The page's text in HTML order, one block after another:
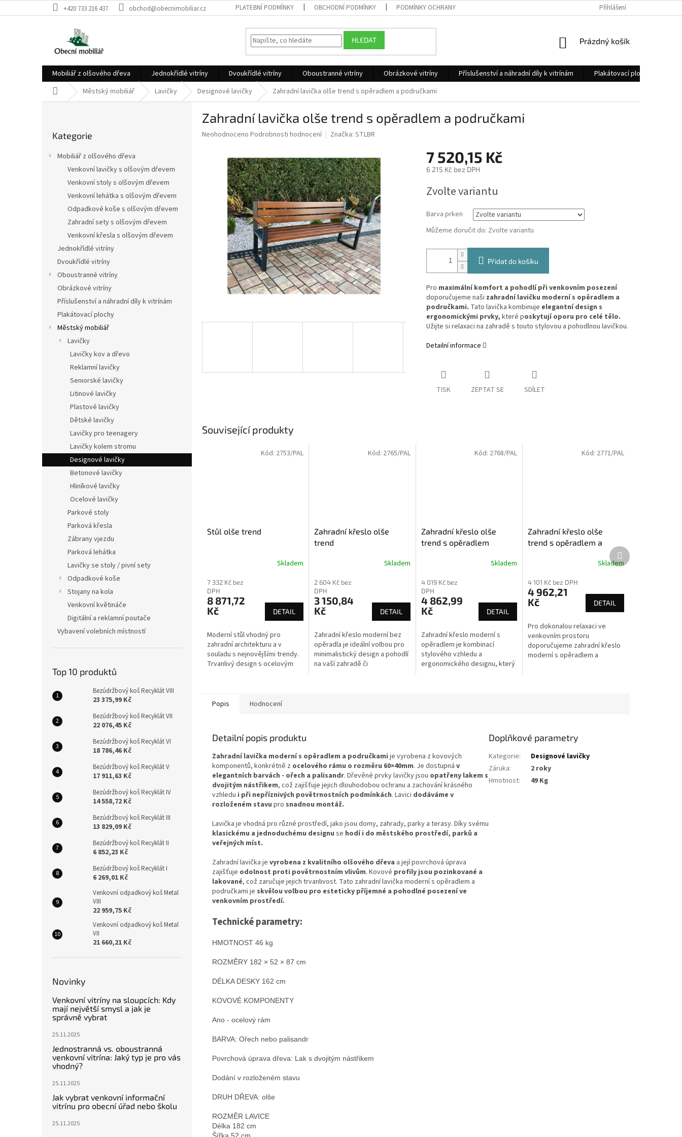
na
+420 733 216 437 obchod@obecnimobiliar.cz PLATEBNÍ PODMÍNKY OBCHODNÍ PODMÍNKY PODMÍNKY OCHRANY OSOBNÍCH ÚDAJŮ Přihlášení
HLEDAT
NÁKUPNÍ
Prázdný košík
Mobiliář z olšového dřeva Jednokřídlé vitríny Dvoukřídlé vitríny Oboustranné vitríny Obrázkové vitríny Příslušenství a náhradní díly k vitrínám Plakátovací plochy
Domů Městský mobiliář Lavičky Designové lavičky Zahradní lavička olše trend s opěradlem a područkami
kategorie
Kategorie
Mobiliář z olšového dřeva
Venkovní lavičky s olšovým dřevem
Venkovní stoly s olšovým dřevem
Venkovní lehátka s olšovým dřevem
Odpadkové koše s olšovým dřevem
Zahradní sety s olšovým dřevem
Venkovní křesla s olšovým dřevem
Jednokřídlé vitríny
Dvoukřídlé vitríny
Oboustranné vitríny
Obrázkové vitríny
Příslušenství a náhradní díly k vitrínám
Plakátovací plochy
Městský mobiliář
Lavičky
Lavičky kov a dřevo
Reklamní lavičky
Seniorské lavičky
Litinové lavičky
Plastové lavičky
Dětské lavičky
Lavičky pro teenagery
Lavičky kolem stromu
Designové lavičky
Betonové lavičky
Hliníkové lavičky
Ocelové lavičky
Parkové stoly
Parková křesla
Zábrany vjezdu
Parková lehátka
Lavičky se stoly / pivní sety
Odpadkové koše
Stojany na kola
Venkovní květináče
Digitální a reklamní poutače
Vybavení volebních místností
Top 10 produktů
Bezúdržbový koš Recyklát VIII
23 375,99 Kč
Bezúdržbový koš Recyklát VII
22 076,45 Kč
Bezúdržbový koš Recyklát VI
18 786,46 Kč
Bezúdržbový koš Recyklát V
17 911,63 Kč
Bezúdržbový koš Recyklát IV
14 558,72 Kč
Bezúdržbový koš Recyklát III
13 829,09 Kč
Bezúdržbový koš Recyklát II
6 852,23 Kč
Bezúdržbový koš Recyklát I
6 269,01 Kč
Venkovní odpadkový koš Metal
VIII
22 959,75 Kč
Venkovní odpadkový koš Metal
VII
21 660,21 Kč
Novinky
Venkovní vitríny na sloupcích: Kdy
mají největší smysl a jak je
správně vybrat
25.11.2025
Jednostranná vs. oboustranná
venkovní vitrína: Jaký typ je pro vás
vhodný?
25.11.2025
Jak vybrat venkovní informační
vitrínu pro obecní úřad nebo školu
25.11.2025
Zahradní lavička olše trend s opěradlem a područkami
Průměrné
hvězdiček.
Neohodnoceno Podrobnosti hodnocení Značka: STLBR
7 520,15 Kč
6 215 Kč bez DPH
cena:
Zvolte variantu
Barva prken
Můžeme doručit do: Zvolte variantu
Přidat do košíku
Pro maximální komfort a pohodlí při venkovním posezení
doporučujeme naši zahradní lavičku moderní s opěradlem a
područkami. Tato lavička kombinuje elegantní design s
ergonomickými prvky, které poskytují oporu pro celé tělo.
Užijte si relaxaci na zahradě s touto stylovou a pohodlnou lavičkou.
Detailní informace
TISK ZEPTAT SE SDÍLET
Související produkty
Stůl olše trend
Skladem
7 332 Kč bez
DPH
8 871,72
Kč
DETAIL
Moderní stůl vhodný pro
zahradní architekturu a v
souladu s nejnovějšími trendy.
Trvanlivý design s ocelovým
Kód: 2753/PAL
Zahradní křeslo olše
trend
Skladem
2 604 Kč bez
DPH
3 150,84
Kč
DETAIL
Zahradní křeslo moderní bez
opěradla je ideální volbou pro
minimalistický design a pohodlí
na vaší zahradě či
Kód: 2765/PAL
Zahradní křeslo olše
trend s opěradlem
Skladem
4 019 Kč bez
DPH
4 862,99
Kč
DETAIL
Zahradní křeslo moderní s
opěradlem je kombinací
stylového vzhledu a
ergonomického designu, který
Kód: 2768/PAL
Zahradní křeslo olše
trend s opěradlem a
Skladem
4 101 Kč bez DPH
4 962,21
Kč
DETAIL
Pro dokonalou relaxaci ve
venkovním prostoru
doporučujeme zahradní křeslo
moderní s opěradlem a
Kód: 2771/PAL
Další
produkt
Popis Hodnocení
Detailní popis produktu
Zahradní lavička moderní s opěradlem a područkami je vyrobena z kovových
komponentů, konkrétně z ocelového rámu o rozměru 60×40mm. Je dostupná v
elegantních barvách - ořech a palisandr. Dřevěné prvky lavičky jsou opatřeny lakem s
dvojitým nástřikem, což zajišťuje jejich dlouhodobou ochranu a zachování krásného
vzhledu i při nepříznivých povětrnostních podmínkách. Lavici dodáváme v
rozloženém stavu pro snadnou montáž.
Lavička je vhodná pro různé prostředí, jako jsou domy, zahrady, parky a terasy. Díky svému
klasickému a jednoduchému designu se hodí i do městského prostředí, parků a
veřejných míst.
Zahradní lavička je vyrobena z kvalitního olšového dřeva a její povrchová úprava
zajišťuje odolnost proti povětrnostním vlivům. Kovové profily jsou pozinkované a
lakované, což zaručuje jejich trvanlivost. Tato zahradní lavička moderní s opěradlem a
područkami je skvělou volbou pro esteticky příjemné a pohodlné posezení ve
venkovním prostředí.
Technické parametry:
HMOTNOST 46 kg
ROZMĚRY 182 × 52 × 87 cm
DÉLKA DESKY 162 cm
Ano - ocelový rám
BARVA: Ořech nebo palisandr
Dodání v rozloženém stavu
DRUH DŘEVA: olše
ROZMĚR LAVICE
Délka 182 cm
Doplňkové parametry
Kategorie:
Designové lavičky
Záruka:
2 roky
Hmotnost: 49 Kg